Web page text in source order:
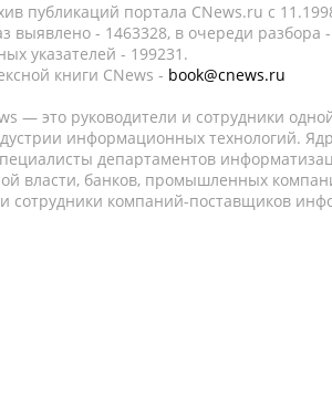
публикаций портала CNews.ru c
выявлено - 1463328, в очереди разбора
указателей - 199231.
книги CNews - book@cnews.ru
— это руководители и сотрудники
информационных технологий.
департаментов
власти, банков, промышленных
сотрудники компаний-поставщиков